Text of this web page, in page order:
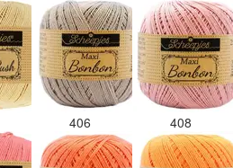
406 408